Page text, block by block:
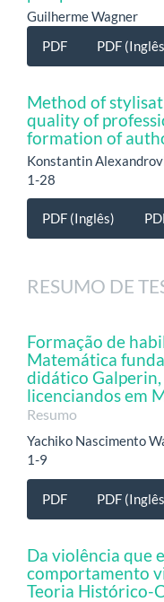
Guilherme Wagner
PDF
PDF
Method of
quality of
formation of
Konstantin
1-28
PDF (Inglês)
RESUMO DE
Formação de
Matemática
didático
licenciandos em
Resumo
Yachiko Nascimento
1-9
PDF PDF
Da violência que
comportamento
Teoria Histórico-